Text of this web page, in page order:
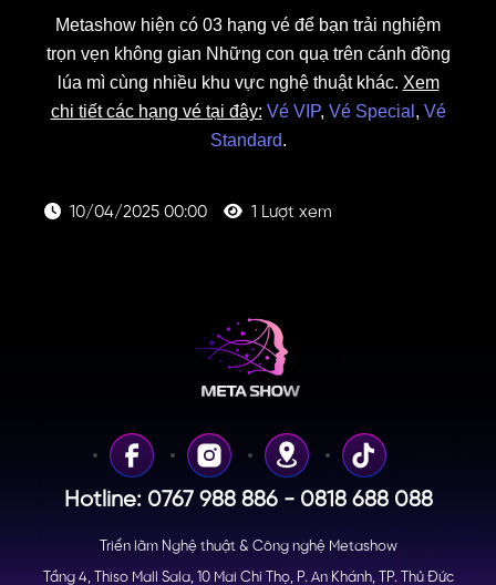
Metashow hiện có 03 hạng vé để bạn trải nghiệm
trọn vẹn không gian Những con quạ trên cánh đồng
lúa mì cùng nhiều khu vực nghệ thuật khác. Xem
chi tiết các hạng vé tại đây: Vé VIP, Vé Special , Vé
Standard.
10/04/2025 00:00 1 Lượt xem
Hotline: 0767 988 886 - 0818 688 088
Triển lãm Nghệ thuật & Công nghệ Metashow
Tầng 4, Thiso Mall Sala, 10 Mai Chí Thọ, P. An Khánh, TP. Thủ Đức